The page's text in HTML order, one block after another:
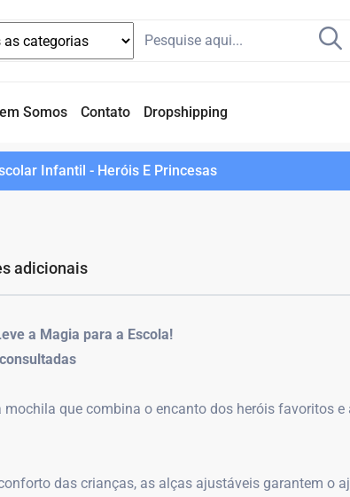
Somos Contato Dropshipping
Infantil - Heróis E Princesas
adicionais
a Magia para a Escola!
que combina o encanto dos heróis favoritos
das crianças, as alças ajustáveis garantem o